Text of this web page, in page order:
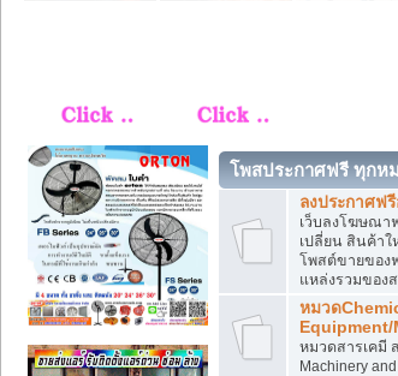
โพสประกาศฟรี ทุกห
ลงประกาศฟ
เว็บลงโฆษณา
เปลี่ยน สินค้า
โพสต์ขายของ
แหล่งรวมของ
หมวด
Equipment/
หมวดสารเคมี
Machinery